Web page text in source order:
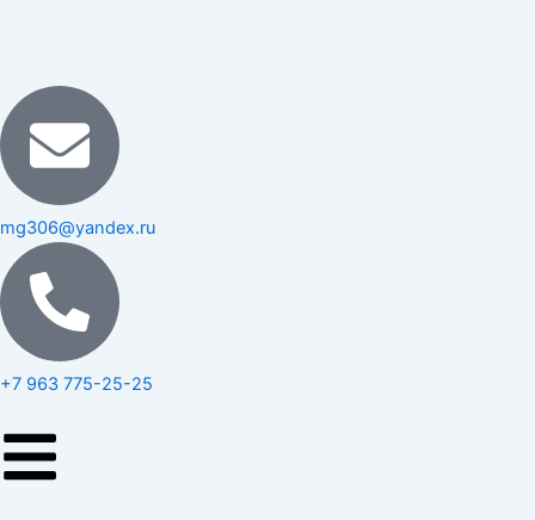
mg306@yandex.ru
+7 963 775-25-25